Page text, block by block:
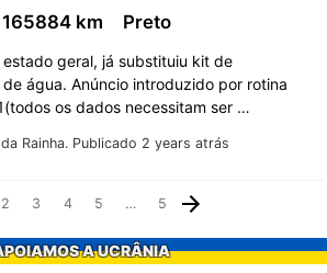
Rainha. Publicado 2 years atrás
165884 km Preto
geral, já substituiu kit de
água. Anúncio introduzido por rotina
os dados necessitam ser …
2 3 4 5 … 5
A UCRÂNIA